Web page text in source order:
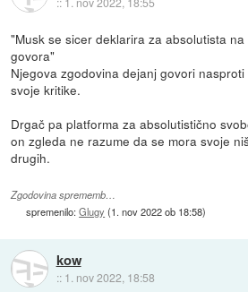
"Musk se sicer deklarira za absolutista
govora"
Njegova zgodovina dejanj govori
svoje kritike.
Drgač pa platforma za absolutistično
on zgleda ne razume da se mora svoje
drugih.
Zgodovina sprememb…
spremenilo:Glugy (1. nov 2022 ob 18:58)
kow
:: 1. nov 2022, 18:58